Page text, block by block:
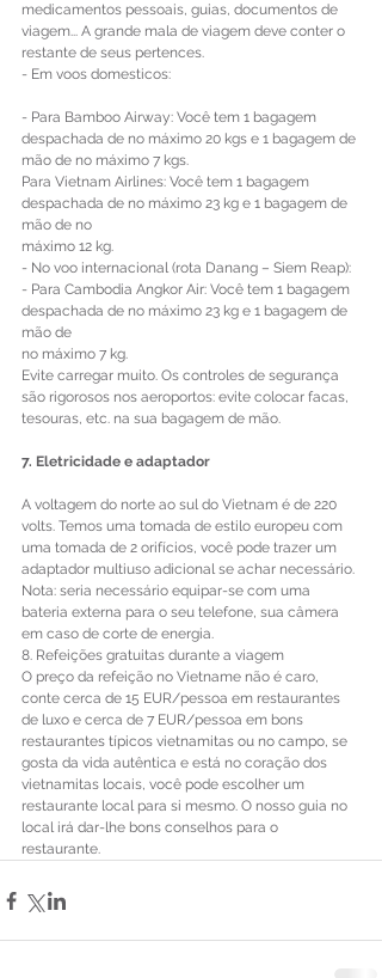
medicamentos pessoais, guias, documentos de
viagem... A grande mala de viagem deve conter o
restante de seus pertences.
- Em voos domesticos:
- Para Bamboo Airway: Você tem 1 bagagem
despachada de no máximo 20 kgs e 1 bagagem de
mão de no máximo 7 kgs.
Para Vietnam Airlines: Você tem 1 bagagem
despachada de no máximo 23 kg e 1 bagagem de
mão de no
máximo 12 kg.
- No voo internacional (rota Danang – Siem Reap):
- Para Cambodia Angkor Air: Você tem 1 bagagem
despachada de no máximo 23 kg e 1 bagagem de
mão de
no máximo 7 kg.
Evite carregar muito. Os controles de segurança
são rigorosos nos aeroportos: evite colocar facas,
tesouras, etc. na sua bagagem de mão.
7. Eletricidade e adaptador
A voltagem do norte ao sul do Vietnam é de 220
volts. Temos uma tomada de estilo europeu com
uma tomada de 2 orifícios, você pode trazer um
adaptador multiuso adicional se achar necessário.
Nota: seria necessário equipar-se com uma
bateria externa para o seu telefone, sua câmera
em caso de corte de energia.
8. Refeições gratuitas durante a viagem
O preço da refeição no Vietname não é caro,
conte cerca de 15 EUR/pessoa em restaurantes
de luxo e cerca de 7 EUR/pessoa em bons
restaurantes típicos vietnamitas ou no campo, se
gosta da vida autêntica e está no coração dos
vietnamitas locais, você pode escolher um
restaurante local para si mesmo. O nosso guia no
local irá dar-lhe bons conselhos para o
restaurante.